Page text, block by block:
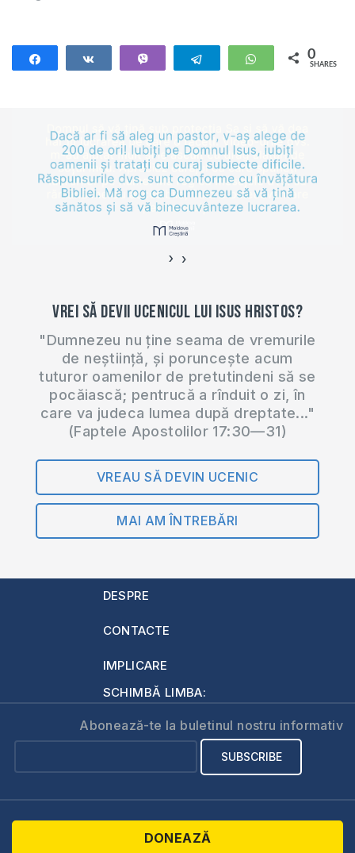
chemați să
binecuvânteze chiar
atât în țara noastră
cât și în alte țări,
creștinii practică o
formă de blestem
manifestată în…
Telegram WhatsApp
0
SHARES
‹ ›
Vrei să devii ucenicul lui Isus Hristos?
"Dumnezeu nu ține seama de vremurile
de neștiință, și poruncește acum
tuturor oamenilor de pretutindeni să se
pocăiască; pentrucă a rînduit o zi, în
care va judeca lumea după dreptate..."
(Faptele Apostolilor 17:30—31)
VREAU SĂ DEVIN UCENIC
MAI AM ÎNTREBĂRI
DESPRE
CONTACTE
IMPLICARE
SCHIMBĂ LIMBA:
Abonează-te la buletinul nostru informativ
DONEAZĂ